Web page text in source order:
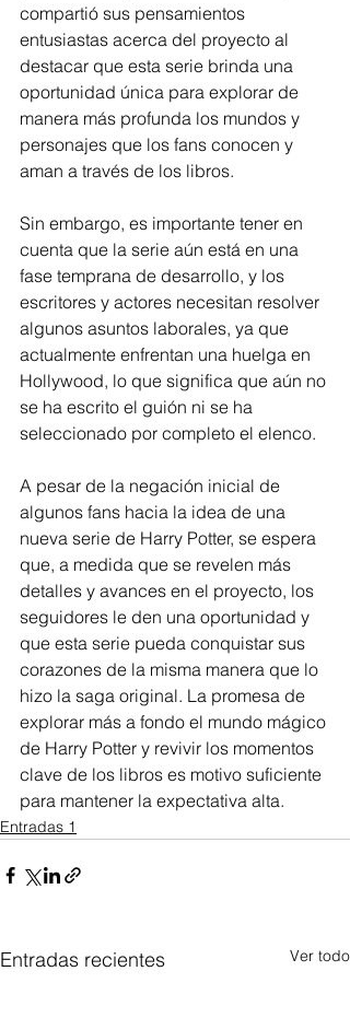
compartió sus pensamientos
entusiastas acerca del proyecto al
destacar que esta serie brinda una
oportunidad única para explorar de
manera más profunda los mundos y
personajes que los fans conocen y
aman a través de los libros.
Sin embargo, es importante tener en
cuenta que la serie aún está en una
fase temprana de desarrollo, y los
escritores y actores necesitan resolver
algunos asuntos laborales, ya que
actualmente enfrentan una huelga en
Hollywood, lo que significa que aún no
se ha escrito el guión ni se ha
seleccionado por completo el elenco.
A pesar de la negación inicial de
algunos fans hacia la idea de una
nueva serie de Harry Potter, se espera
que, a medida que se revelen más
detalles y avances en el proyecto, los
seguidores le den una oportunidad y
que esta serie pueda conquistar sus
corazones de la misma manera que lo
hizo la saga original. La promesa de
explorar más a fondo el mundo mágico
de Harry Potter y revivir los momentos
clave de los libros es motivo suficiente
para mantener la expectativa alta.
Entradas 1
Entradas recientes Ver todo